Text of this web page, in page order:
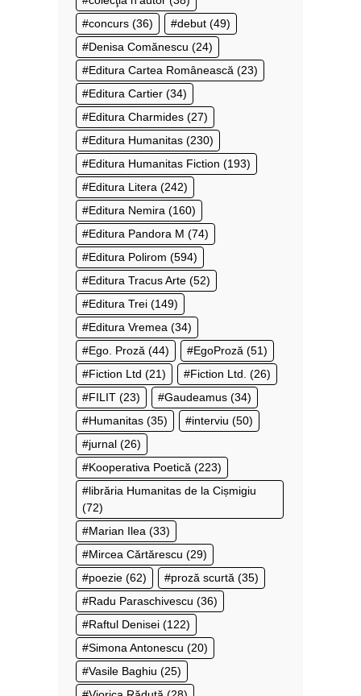
concurs (36) debut (49)
Denisa Comănescu (24)
Editura Cartea Românească (23)
Editura Cartier (34)
Editura Charmides (27)
Editura Humanitas (230)
Editura Humanitas Fiction (193)
Editura Litera (242)
Editura Nemira (160)
Editura Pandora M (74)
Editura Polirom (594)
Editura Tracus Arte (52)
Editura Trei (149)
Editura Vremea (34)
Ego. Proză (44) EgoProză (51)
Fiction Ltd (21) Fiction Ltd. (26)
FILIT (23) Gaudeamus (34)
Humanitas (35) interviu (50)
jurnal (26)
Kooperativa Poetică (223)
librăria Humanitas de la Cișmigiu
(72)
Marian Ilea (33)
Mircea Cărtărescu (29)
poezie (62) proză scurtă (35)
Radu Paraschivescu (36)
Raftul Denisei (122)
Simona Antonescu (20)
Vasile Baghiu (25)